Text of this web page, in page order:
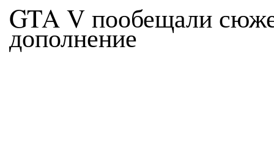
GTA V пообещали
дополнение